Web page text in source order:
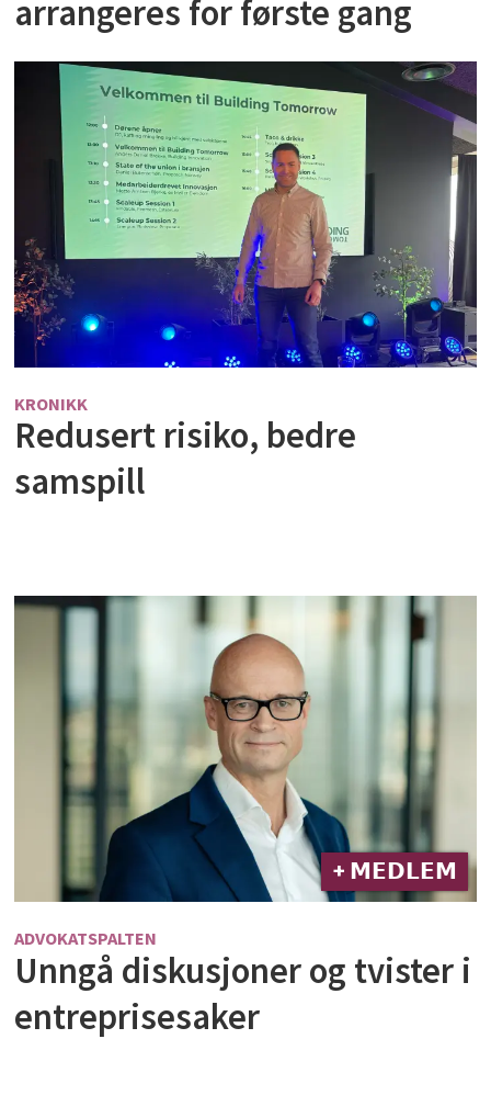
arrangeres for første gang
KRONIKK
Redusert risiko, bedre
samspill
+ 𝗠𝗘𝗗𝗟𝗘𝗠
ADVOKATSPALTEN
Unngå diskusjoner og tvister i
entreprisesaker